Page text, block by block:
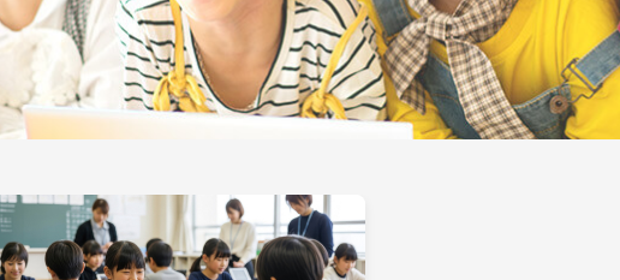
業務代行 Net.Assist
製品保守 Net.Cover
統合管理 Net.AMF
クラウド型インシデントレスポンス訓練基盤 NetQuest
Platform
大学向け
製造業向け
企業向け
マルチステークホルダー方針